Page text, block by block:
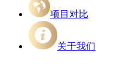
项目对比
关于我们